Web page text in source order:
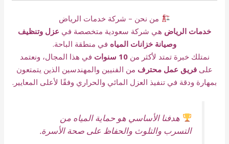
من نحن – شركة خدمات الرياض
خدمات الرياض هي شركة سعودية متخصصة في عزل وتنظيف
وصيانة خزانات المياه في منطقة الباحة.
نمتلك خبرة تمتد لأكثر من10 سنوات
في هذا المجال، ونعتمد
على فريق عمل محترف من الفنيين والمهندسين الذين يتمتعون
بمهارة ودقة في تنفيذ العزل المائي والحراري وفقًا لأعلى المعايير.
هدفنا الأساسي هو حماية المياه من
التسرب والتلوث والحفاظ على صحة الأسرة.